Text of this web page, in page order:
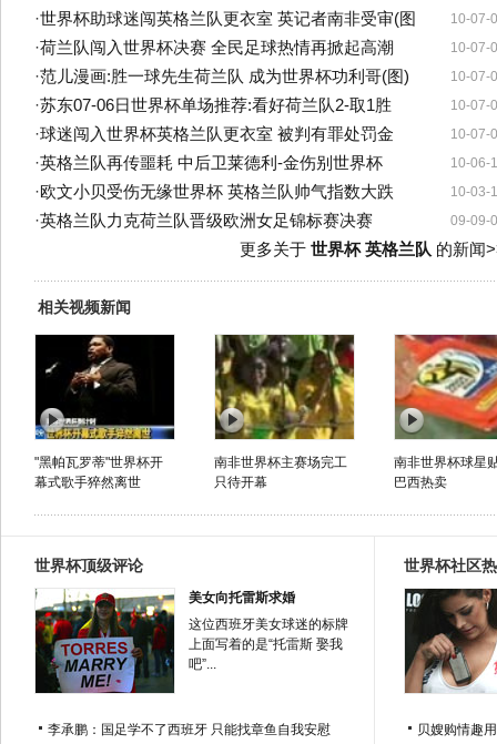
10-07-
·世界杯助球迷闯英格兰队更衣室 英记者南非受审(图
10-07-
·荷兰队闯入世界杯决赛 全民足球热情再掀起高潮
10-07-
·范儿漫画:胜一球先生荷兰队 成为世界杯功利哥(图)
10-07-
·苏东07-06日世界杯单场推荐:看好荷兰队2-取1胜
10-07-
·球迷闯入世界杯英格兰队更衣室 被判有罪处罚金
10-06-
·英格兰队再传噩耗 中后卫莱德利-金伤别世界杯
10-03-
·欧文小贝受伤无缘世界杯 英格兰队帅气指数大跌
09-09-
·英格兰队力克荷兰队晋级欧洲女足锦标赛决赛
更多关于 世界杯 英格兰队 的新闻
相关视频新闻
"黑帕瓦罗蒂"世界杯开
幕式歌手猝然离世
南非世界杯主赛场完工
只待开幕
南非世界杯球星
巴西热卖
世界杯顶级评论
美女向托雷斯求婚
这位西班牙美女球迷的标牌
上面写着的是“托雷斯 娶我
吧”...
李承鹏：国足学不了西班牙 只能找章鱼自我安慰
世界杯社区
贝嫂购情趣